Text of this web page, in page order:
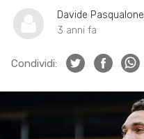
Davide Pasqualone
3 anni fa
Condividi: